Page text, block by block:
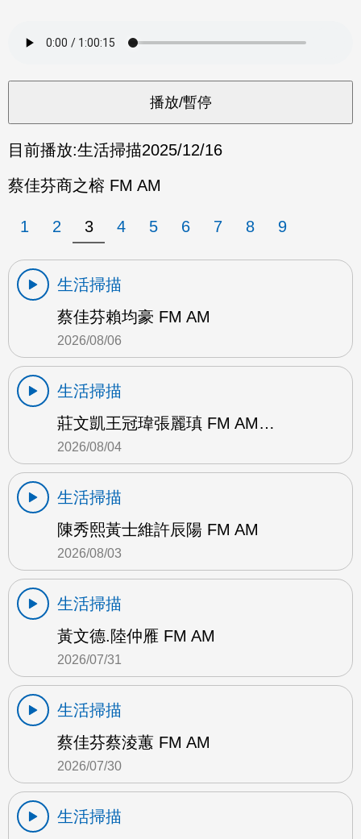
目前播放:生活掃描2025/12/16
蔡佳芬商之榕 FM AM
1 2 3 4 5 6 7 8 9
生活掃描
蔡佳芬賴均豪 FM AM
2026/08/06
生活掃描
莊文凱王冠瑋張麗瑱 FM AM…
2026/08/04
生活掃描
陳秀熙黃士維許辰陽 FM AM
2026/08/03
生活掃描
黃文德.陸仲雁 FM AM
2026/07/31
生活掃描
蔡佳芬蔡淩蕙 FM AM
2026/07/30
生活掃描